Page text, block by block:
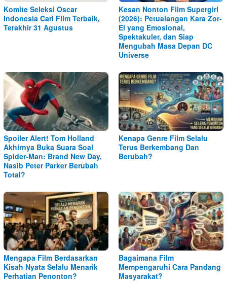
Komite Seleksi Oscar
Indonesia Cari Film Terbaik,
Terakhir 31 Agustus
Kesan Nonton Film Supergirl
(2026): Petualangan Kara Zor-
El yang Emosional,
Spektakuler, dan Siap
Mengubah Masa Depan DC
Universe
Spoiler Alert! Tom Holland
Akhirnya Buka Suara Soal
Spider-Man: Brand New Day,
Nasib Peter Parker Berubah
Total?
Kenapa Genre Film Selalu
Terus Berkembang Dan
Berubah?
Mengapa Film Berdasarkan
Kisah Nyata Selalu Menarik
Perhatian Penonton?
Bagaimana Film
Mempengaruhi Cara Pandang
Masyarakat?